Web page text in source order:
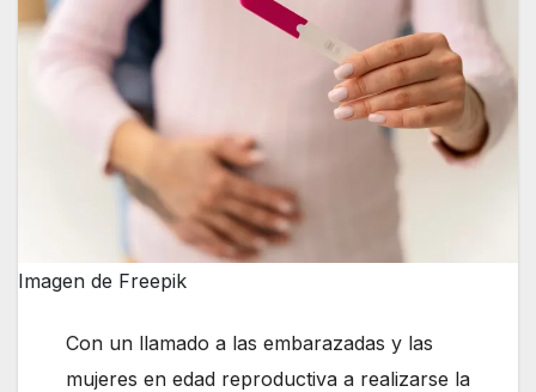
Imagen de Freepik
Con un llamado a las embarazadas y las
mujeres en edad reproductiva a realizarse la